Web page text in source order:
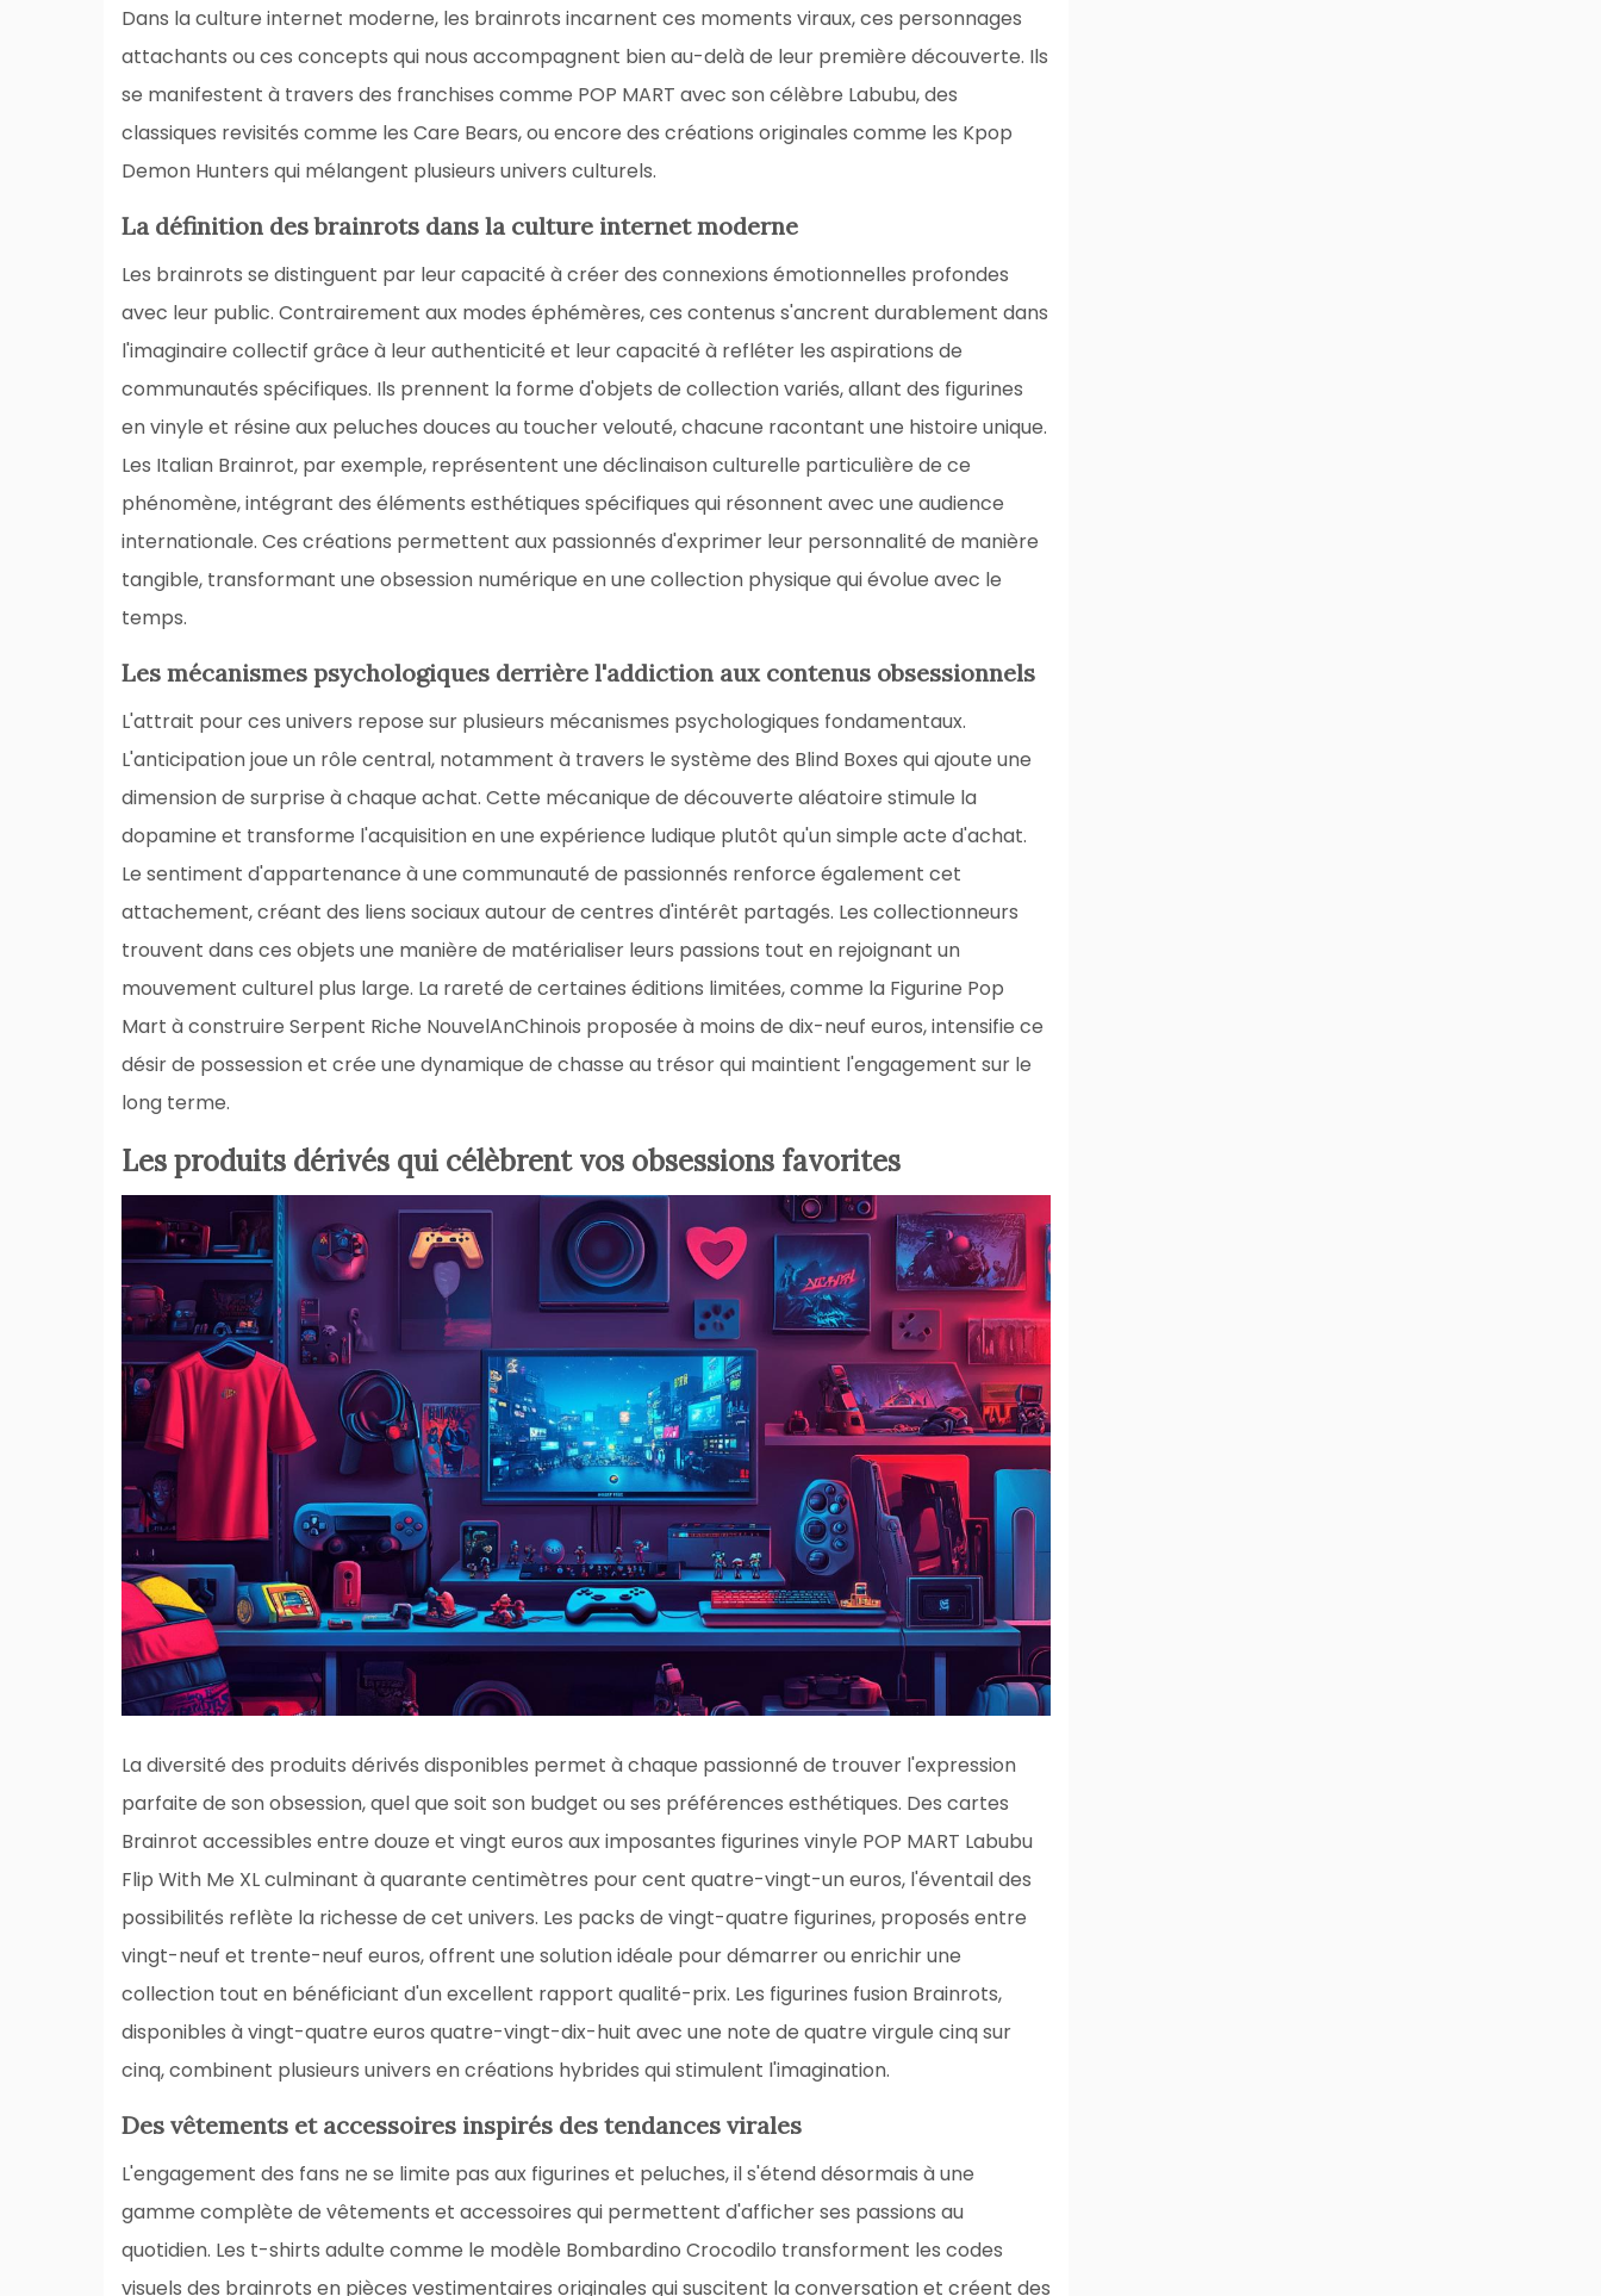
Dans la culture internet moderne, les brainrots incarnent ces moments viraux, ces personnages
attachants ou ces concepts qui nous accompagnent bien au-delà de leur première découverte. Ils
se manifestent à travers des franchises comme POP MART avec son célèbre Labubu, des
classiques revisités comme les Care Bears, ou encore des créations originales comme les Kpop
Demon Hunters qui mélangent plusieurs univers culturels.
La définition des brainrots dans la culture internet moderne
Les brainrots se distinguent par leur capacité à créer des connexions émotionnelles profondes
avec leur public. Contrairement aux modes éphémères, ces contenus s'ancrent durablement dans
l'imaginaire collectif grâce à leur authenticité et leur capacité à refléter les aspirations de
communautés spécifiques. Ils prennent la forme d'objets de collection variés, allant des figurines
en vinyle et résine aux peluches douces au toucher velouté, chacune racontant une histoire unique.
Les Italian Brainrot, par exemple, représentent une déclinaison culturelle particulière de ce
phénomène, intégrant des éléments esthétiques spécifiques qui résonnent avec une audience
internationale. Ces créations permettent aux passionnés d'exprimer leur personnalité de manière
tangible, transformant une obsession numérique en une collection physique qui évolue avec le
temps.
Les mécanismes psychologiques derrière l'addiction aux contenus obsessionnels
L'attrait pour ces univers repose sur plusieurs mécanismes psychologiques fondamentaux.
L'anticipation joue un rôle central, notamment à travers le système des Blind Boxes qui ajoute une
dimension de surprise à chaque achat. Cette mécanique de découverte aléatoire stimule la
dopamine et transforme l'acquisition en une expérience ludique plutôt qu'un simple acte d'achat.
Le sentiment d'appartenance à une communauté de passionnés renforce également cet
attachement, créant des liens sociaux autour de centres d'intérêt partagés. Les collectionneurs
trouvent dans ces objets une manière de matérialiser leurs passions tout en rejoignant un
mouvement culturel plus large. La rareté de certaines éditions limitées, comme la Figurine Pop
Mart à construire Serpent Riche NouvelAnChinois proposée à moins de dix-neuf euros, intensifie ce
désir de possession et crée une dynamique de chasse au trésor qui maintient l'engagement sur le
long terme.
Les produits dérivés qui célèbrent vos obsessions favorites
La diversité des produits dérivés disponibles permet à chaque passionné de trouver l'expression
parfaite de son obsession, quel que soit son budget ou ses préférences esthétiques. Des cartes
Brainrot accessibles entre douze et vingt euros aux imposantes figurines vinyle POP MART Labubu
Flip With Me XL culminant à quarante centimètres pour cent quatre-vingt-un euros, l'éventail des
possibilités reflète la richesse de cet univers. Les packs de vingt-quatre figurines, proposés entre
vingt-neuf et trente-neuf euros, offrent une solution idéale pour démarrer ou enrichir une
collection tout en bénéficiant d'un excellent rapport qualité-prix. Les figurines fusion Brainrots,
disponibles à vingt-quatre euros quatre-vingt-dix-huit avec une note de quatre virgule cinq sur
cinq, combinent plusieurs univers en créations hybrides qui stimulent l'imagination.
Des vêtements et accessoires inspirés des tendances virales
L'engagement des fans ne se limite pas aux figurines et peluches, il s'étend désormais à une
gamme complète de vêtements et accessoires qui permettent d'afficher ses passions au
quotidien. Les t-shirts adulte comme le modèle Bombardino Crocodilo transforment les codes
visuels des brainrots en pièces vestimentaires originales qui suscitent la conversation et créent des